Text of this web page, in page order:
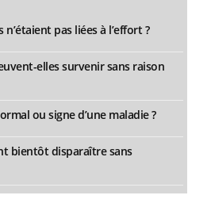
pas liées à l’effort ?
elles survenir sans raison
ou signe d’une maladie ?
bientôt disparaître sans